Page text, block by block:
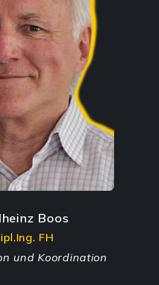
Boos
FH
und Koordination